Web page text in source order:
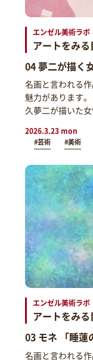
エンゼル美術ラボ
アートをみる
04 夢二が描く
名画と言われる
魅力があります
久夢二が描いた
2026.3.23 mon
#芸術 #美術
エンゼル美術ラボ
アートをみる
03 モネ 「睡蓮
名画と言われる